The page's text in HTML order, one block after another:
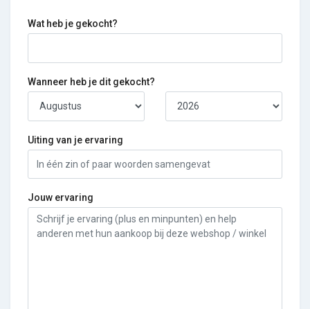
Wat heb je gekocht?
Wanneer heb je dit gekocht?
Uiting van je ervaring
Jouw ervaring